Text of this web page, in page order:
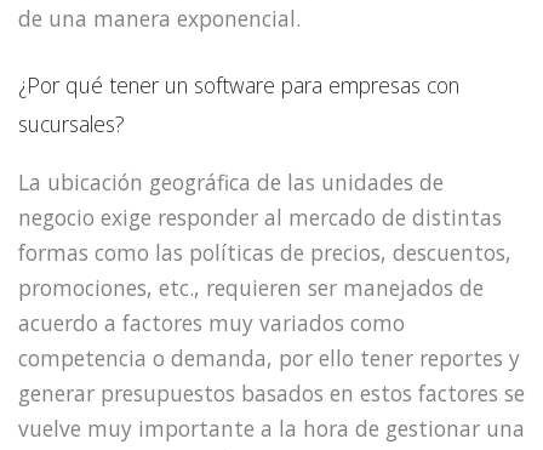
de una manera exponencial.
¿Por qué tener un software para empresas con
sucursales?
La ubicación geográfica de las unidades de
negocio exige responder al mercado de distintas
formas como las políticas de precios, descuentos,
promociones, etc., requieren ser manejados de
acuerdo a factores muy variados como
competencia o demanda, por ello tener reportes y
generar presupuestos basados en estos factores se
vuelve muy importante a la hora de gestionar una